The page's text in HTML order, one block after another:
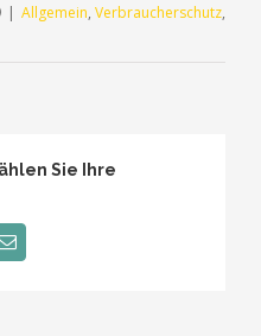
| Allgemein, Verbraucherschutz,
Sie Ihre
E-
Mail